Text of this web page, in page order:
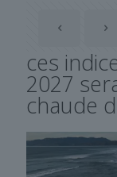
ces
2027
chaude